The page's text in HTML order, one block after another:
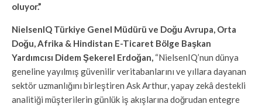
oluyor.”
NielsenIQ Türkiye Genel Müdürü ve Doğu Avrupa, Orta
Doğu, Afrika & Hindistan E-Ticaret Bölge Başkan
Yardımcısı Didem Şekerel Erdoğan, “NielsenIQ’nun dünya
geneline yayılmış güvenilir veritabanlarını ve yıllara dayanan
sektör uzmanlığını birleştiren Ask Arthur, yapay zekâ destekli
analitiği müşterilerin günlük iş akışlarına doğrudan entegre